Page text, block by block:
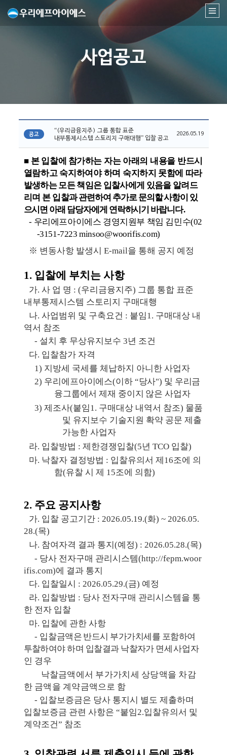
사업공고
공고
“(우리금융지주) 그룹 통합 표준
내부통제시스템 스토리지 구매대행” 입찰 공고
2026.05.19
■ 본 입찰에 참가하는 자는 아래의 내용을 반드시
열람하고 숙지하여야 하며 숙지하지 못함에 따라
발생하는 모든 책임은 입찰사에게 있음을 알려드
리며 본 입찰과 관련하여 추가로 문의할 사항이 있
으시면 아래 담당자에게 연락하시기 바랍니다.
- 우리에프아이에스 경영지원부 책임 김민수(02
-3151-7223 minsoo@woorifis.com)
​※ 변동사항 발생시E-mail을 통해 공지 예정
1. 입찰에 부치는 사항
​가.사 업 명 :(우리금융지주) 그룹 통합 표준
내부통제시스템 스토리지 구매대행
​나.사업범위 및 구축요건 : 붙임1. 구매대상 내
역서 참조
​- 설치 후 무상유지보수3년 조건
​다. 입찰참가 자격
​1) 지방세 국세를 체납하지 아니한 사업자
​2) 우리에프아이에스(이하 “당사") 및 우리금
융그룹에서 제재 중이지 않은 사업자
​3)제조사(붙임1. 구매대상 내역서 참조) 물품
및 유지보수 기술지원 확약 공문 제출
가능한 사업자
​라. 입찰방법 :제한경쟁입찰(5년TCO 입찰)
​마. 낙찰자 결정방법 : 입찰유의서 제 16조에 의
함(유찰 시 제 15조에 의함)
2. 주요 공지사항
​가. 입찰 공고기간 :2026.05.19.(화) ~ 2026.05.
28.(목)
​나. 참여자격 결과 통지(예정) :2026.05.28.(목)
​- 당사 전자구매 관리시스템(http://fepm.woor
ifis.com)에 결과 통지
​다. 입찰일시 :2026.05.29.(금) 예정
​라. 입찰방법 : 당사 전자구매 관리시스템을 통
한 전자 입찰
​마. 입찰에 관한 사항
​- 입찰금액은 반드시 부가가치세를 포함하여
투찰하여야 하며 입찰결과 낙찰자가 면세사업자
인 경우
낙찰금액에서 부가가치세 상당액을 차감
한 금액을 계약금액으로 함
​- 입찰보증금은 당사 통지시 별도 제출하며
입찰보증금 관련 사항은 “붙임2.입찰유의서 및
계약조건” 참조